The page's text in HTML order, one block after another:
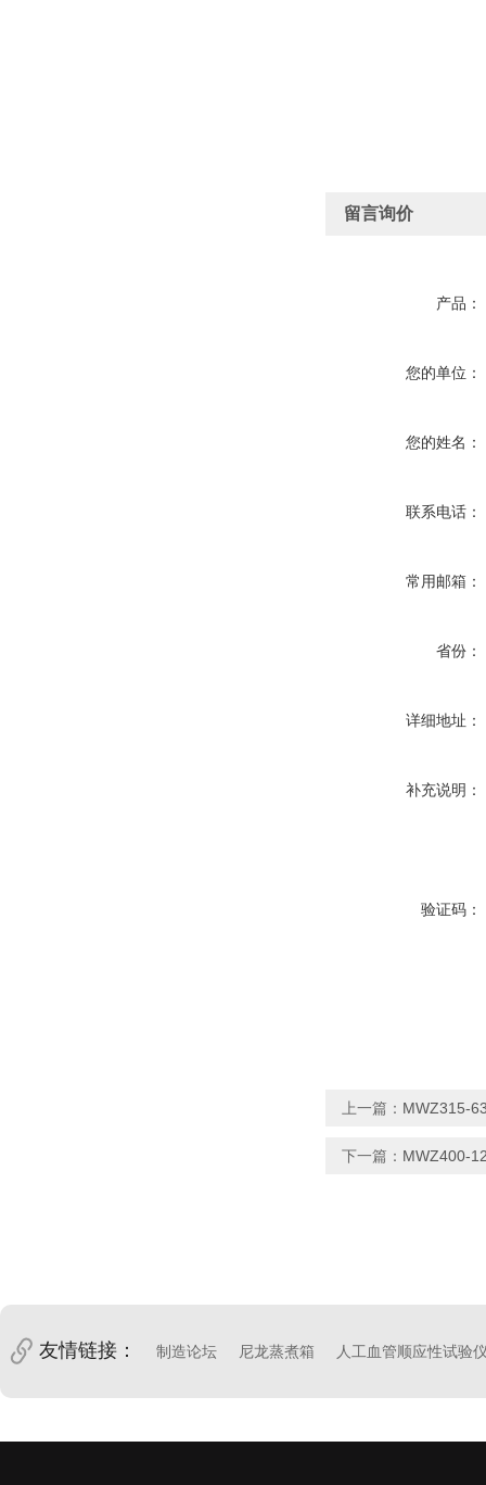
留言询价
产品：
您的单位：
您的姓名：
联系电话：
常用邮箱：
省份：
详细地址：
补充说明：
验证码：
上一篇： MWZ315-
下一篇： MWZ400-
友情链接： 制造论坛 尼龙蒸煮箱 人工血管顺应性试验